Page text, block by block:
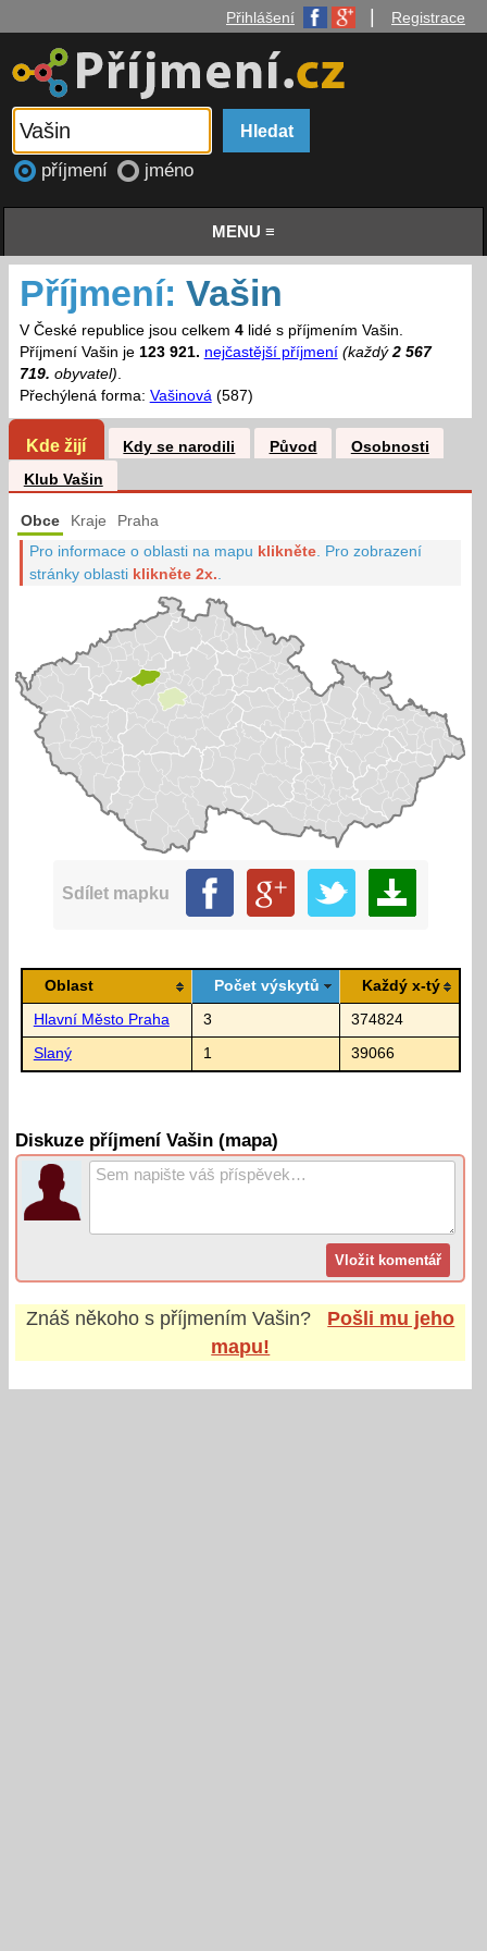
Přihlášení Registrace
příjmení jméno
MENU ≡
Příjmení: Vašin
V České republice jsou celkem 4lidé s příjmením Vašin.
Příjmení Vašin je 123 921. nejčastější příjmení (každý2 567
719. obyvatel).
Přechýlená forma: Vašinová(587)
Kde žijí Kdy se narodili Původ
Osobnosti
Klub Vašin
Obce Kraje Praha
Pro informace o oblasti na mapu klikněte Pro zobrazení
stránky oblasti klikněte 2x.
Sdílet mapku
Oblast Počet výskytů Každý x-tý
Hlavní Město Praha 3 374824
Slaný 1 39066
Diskuze příjmení Vašin (mapa)
Znáš někoho s příjmenímVašin?
Pošli mu jeho
mapu!